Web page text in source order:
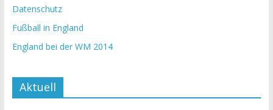
Datenschutz
Fußball in England
England bei der WM 2014
Aktuell